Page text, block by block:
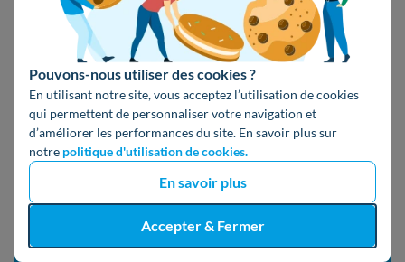
Pouvons-nous utiliser des cookies ?
En utilisant notre site, vous acceptez l’utilisation de cookies
qui permettent de personnaliser votre navigation et
d’améliorer les performances du site. En savoir plus sur
notre politique d'utilisation de cookies.
En savoir plus
Accepter & Fermer
au
31/01/2022
(T0)
17,89 15,21 10,89
Lancez votre projet solaire !
Besoin d’aide pour lancer votre projet solaire ?
Remplissez notre formulaire en ligne pour être
conseillé gratuitement par des experts de